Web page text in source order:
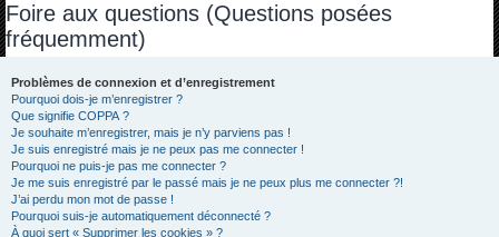
Foire aux questions (Questions posées
fréquemment)
Problèmes de connexion et d’enregistrement
Pourquoi dois-je m’enregistrer ?
Que signifie COPPA ?
Je souhaite m’enregistrer, mais je n’y parviens pas !
Je suis enregistré mais je ne peux pas me connecter !
Pourquoi ne puis-je pas me connecter ?
Je me suis enregistré par le passé mais je ne peux plus me connecter ?!
J’ai perdu mon mot de passe !
Pourquoi suis-je automatiquement déconnecté ?
À quoi sert « Supprimer les cookies » ?